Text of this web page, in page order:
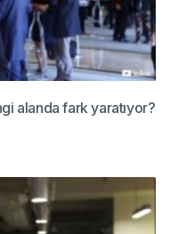
alanda fark yaratıyor?